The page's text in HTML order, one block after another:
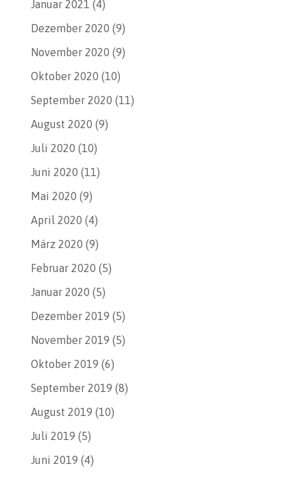
Januar 2021 (4)
Dezember 2020 (9)
November 2020 (9)
Oktober 2020 (10)
September 2020 (11)
August 2020 (9)
Juli 2020 (10)
Juni 2020 (11)
Mai 2020 (9)
April 2020 (4)
März 2020 (9)
Februar 2020 (5)
Januar 2020 (5)
Dezember 2019 (5)
November 2019 (5)
Oktober 2019 (6)
September 2019 (8)
August 2019 (10)
Juli 2019 (5)
Juni 2019 (4)